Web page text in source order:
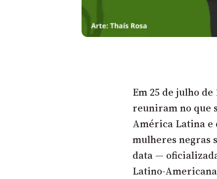
Em 25 de julho de
reuniram no que
América Latina e
mulheres negras
data —
Latino-